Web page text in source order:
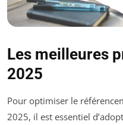
Les meilleures
2025
Pour optimiser le
2025, il est essentiel